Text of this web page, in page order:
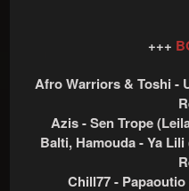
+++
Afro Warriors & Toshi -
Azis - Sen Trope
Balti, Hamouda - Ya
Chill77 - Papaoutio